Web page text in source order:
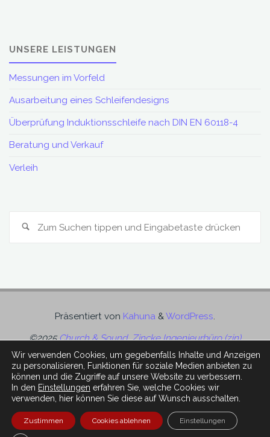
UNSERE LEISTUNGEN
Messungen im Vorfeld
Ausarbeitung eines Schleifendesigns
Überprüfung Induktionsschleife nach DIN EN 60118-4
Beratung und Verkauf
Verleih
Suchen
Präsentiert von Kahuna &WordPress.
©2025Church & Sound, Zincke Ingenieurbüro (zin)
Impressum
Kontakt
Wir verwenden Cookies, um gegebenfalls Inhalte und Anzeigen
zu personalisieren, Funktionen für soziale Medien anbieten zu
können und die Zugriffe auf unsere Website zu verbessern.
In den Einstellungen erfahren Sie, welche Cookies wir
verwenden, hier können Sie diese auf Wunsch ausschalten.
Zustimmen Cookies ablehnen Einstellungen